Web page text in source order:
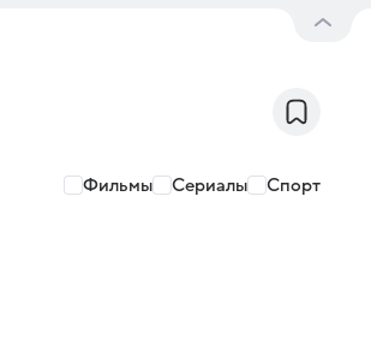
Фильмы Сериалы Спорт